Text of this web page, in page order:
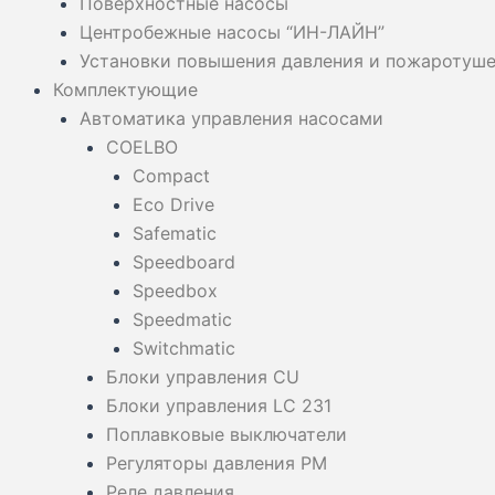
Центробежные насосы “ИН-ЛАЙН”
Установки повышения давления и
Комплектующие
Автоматика управления насосами
COELBO
Compact
Eco Drive
Safematic
Speedboard
Speedbox
Speedmatic
Switchmatic
Блоки управления CU
Блоки управления LC 231
Поплавковые выключатели
Регуляторы давления PM